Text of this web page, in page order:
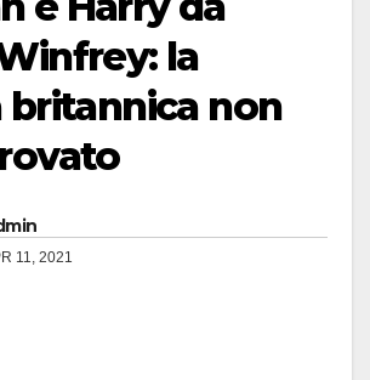
la
britannica non
11, 2021